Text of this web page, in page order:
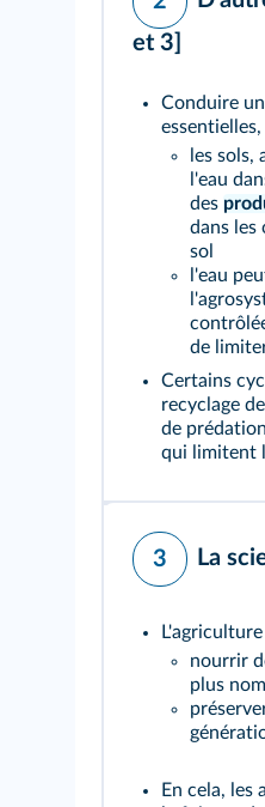
et 3]
Conduire
les sols,
l'eau
des
dans les
sol
l'eau
de
Certains
recyclage
de
qui limitent
3 La
nourrir
plus
En cela, les